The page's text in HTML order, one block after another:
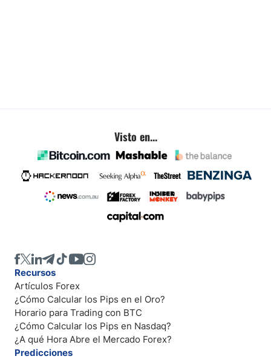
Visto en...
Recursos
Artículos Forex
¿Cómo Calcular los Pips en el Oro?
Horario para Trading con BTC
¿Cómo Calcular los Pips en Nasdaq?
¿A qué Hora Abre el Mercado Forex?
Predicciones